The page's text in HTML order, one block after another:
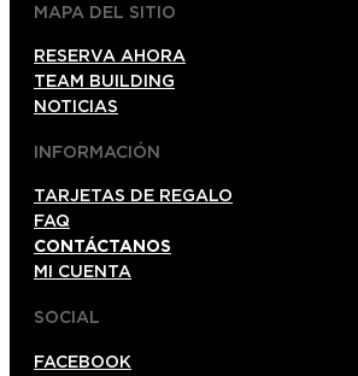
MAPA DEL SITIO
RESERVA AHORA
TEAM BUILDING
NOTICIAS
INFORMACIÓN
TARJETAS DE REGALO
FAQ
CONTÁCTANOS
MI CUENTA
SOCIAL
FACEBOOK